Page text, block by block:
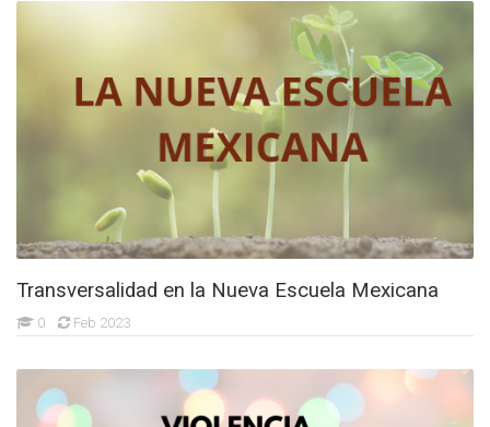
Transversalidad en la Nueva Escuela Mexicana
0 Feb 2023